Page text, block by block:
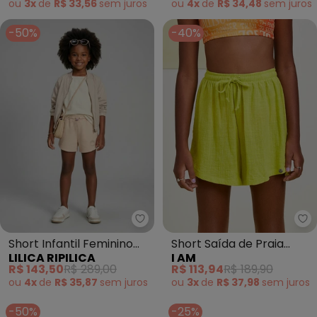
ou 3x de R$ 33,56 sem juros ou 4x de R$ 34,48 sem juros
-50%
Lilica Ripilica - Short Infantil
Short Infantil Feminino
(Laranja)
LILICA RIPILICA
R$ 143,50R$ 289,00
ou 4x de R$ 35,87 sem juros
-40%
I
Short Saída de Praia
(Verde Limão)
I AM
R$ 113,94R$ 189,90
ou 3x de R$ 37,98 sem juros
-50% -25%